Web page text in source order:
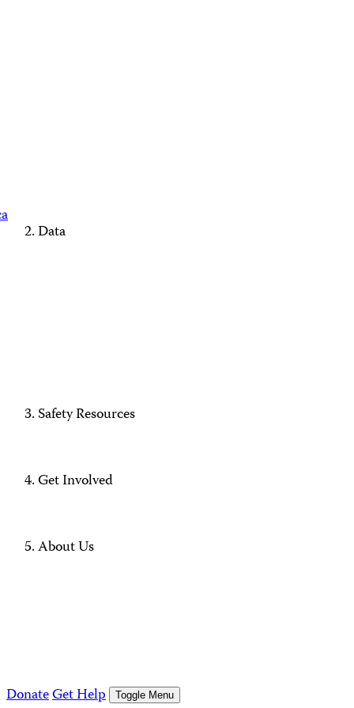
Data
Safety Resources
Get Involved
About Us
DonateGet Help Toggle Menu